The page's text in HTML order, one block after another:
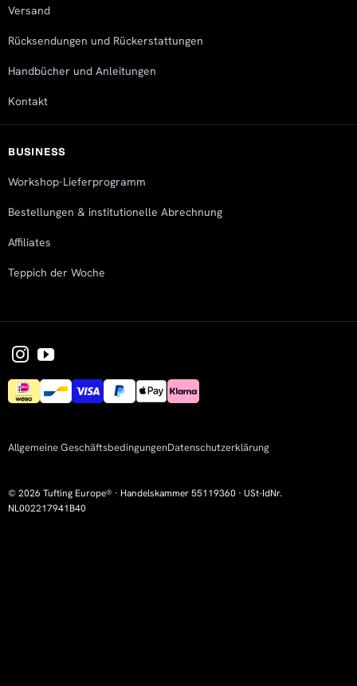
Versand
Rücksendungen und Rückerstattungen
Handbücher und Anleitungen
Kontakt
BUSINESS
Workshop-Lieferprogramm
Bestellungen & institutionelle Abrechnung
Affiliates
Teppich der Woche
Allgemeine GeschäftsbedingungenDatenschutzerklärung
© 2026 Tufting Europe® · Handelskammer 55119360 · USt-IdNr.
NL002217941B40